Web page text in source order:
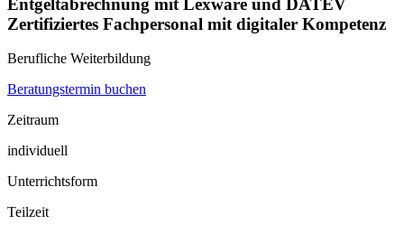
Entgeltabrechnung mit Lexware und DATEV
Zertifiziertes Fachpersonal mit digitaler Kompetenz
Berufliche Weiterbildung
Beratungstermin buchen
Zeitraum
individuell
Unterrichtsform
Teilzeit